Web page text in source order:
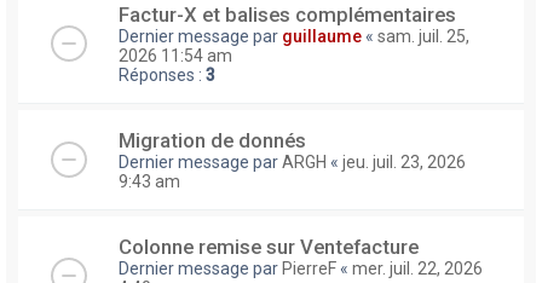
Factur-X et balises complémentaires
Dernier message par guillaume « sam. juil. 25,
2026 11:54 am
Réponses : 3
Migration de donnés
Dernier message parARGH « jeu. juil. 23, 2026
9:43 am
Colonne remise sur Ventefacture
Dernier message par PierreF « mer. juil. 22, 2026